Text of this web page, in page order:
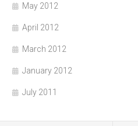
May 2012
April 2012
March 2012
January 2012
July 2011